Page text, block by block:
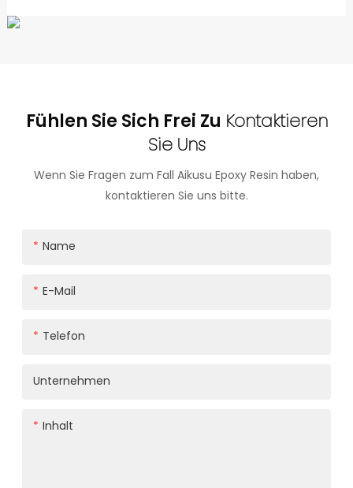
Fühlen Sie Sich Frei Zu Kontaktieren
Sie Uns
Wenn Sie Fragen zum Fall Aikusu Epoxy Resin haben,
kontaktieren Sie uns bitte.
Name
E-Mail
Telefon
Unternehmen
Inhalt